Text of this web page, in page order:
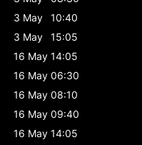
3 May
10:40
3 May
15:05
16 May 14:05
16 May 06:30
16 May 08:10
16 May 09:40
16 May 14:05